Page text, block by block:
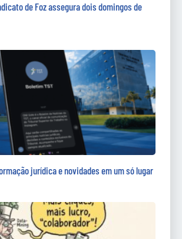
de Foz assegura dois domingos de
jurídica e novidades em um só lugar